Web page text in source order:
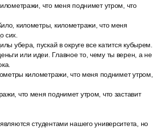
что меня поднимет утром, что
километры, километражи, что меня
сих.
убера, пускай в округе все катится кубырем.
или идеи. Главное то, чему ты верен, а не
километражи, что меня поднимет утром,
что меня поднимет утром, что заставит
студентами нашего университета, но